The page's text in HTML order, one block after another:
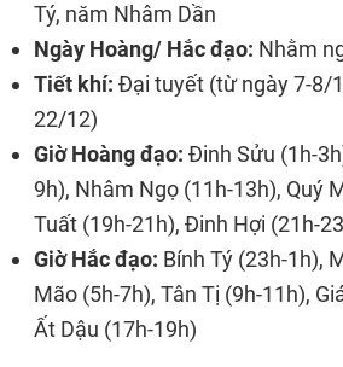
Tý, năm Nhâm Dần
Ngày Hoàng/ Hắc đạo: Nhằm
Tiết khí: Đại tuyết (từ ngày 7-8/
22/12)
Giờ Hoàng đạo: Đinh Sửu (1h-
9h), Nhâm Ngọ (11h-13h), Quý
Tuất (19h-21h), Đinh Hợi (21h-
Giờ Hắc đạo: Bính Tý (23h-1h),
Mão (5h-7h), Tân Tị (9h-11h),
Ất Dậu (17h-19h)